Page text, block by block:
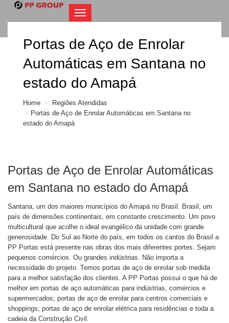
Navegacatilo
Portas de Aço de Enrolar
Automáticas em Santana no
estado do Amapá
Home
Regiões Atendidas
Portas de Aço de Enrolar Automáticas em Santana no
estado do Amapá
Portas de Aço de Enrolar Automáticas
em Santana no estado do Amapá
Santana, um dos maiores municípios do Amapá no Brasil. Brasil, um
país de dimensões continentais, em constante crescimento. Um povo
multicultural que acolhe o ideal evangélico da unidade com grande
generosidade. Do Sul ao Norte do país, em todos os cantos do Brasil a
PP Portas está presente nas obras dos mais diferentes portes. Sejam
pequenos comércios. Ou grandes indústrias. Não importa a
necessidade do projeto. Temos portas de aço de enrolar sob medida
para a melhor satisfação dos clientes. A PP Portas possui o que há de
melhor em portas de aço automáticas para indústrias, comércios e
supermercados; portas de aço de enrolar para centros comerciais e
shoppings; portas de aço de enrolar elétrica para residências e toda a
cadeia da Construção Civil.